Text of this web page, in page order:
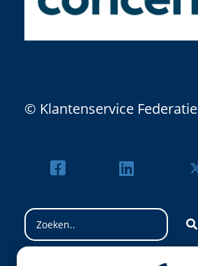
© Klantenservice Federatie